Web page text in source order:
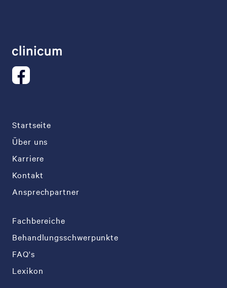
Startseite
Über uns
Karriere
Kontakt
Ansprechpartner
Fachbereiche
Behandlungsschwerpunkte
FAQ's
Lexikon